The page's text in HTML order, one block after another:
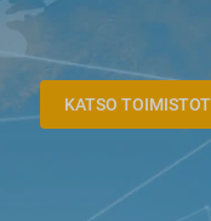
KATSO